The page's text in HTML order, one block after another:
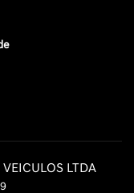
LTDA